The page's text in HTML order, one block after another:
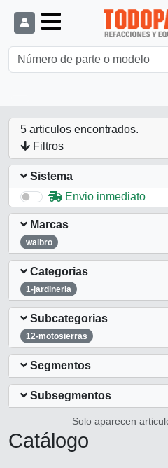
5 articulos encontrados.
Filtros
Sistema
Envio inmediato
Marcas
walbro
Categorias
1-jardineria
Subcategorias
12-motosierras
Segmentos
Subsegmentos
Solo aparecen
Catálogo